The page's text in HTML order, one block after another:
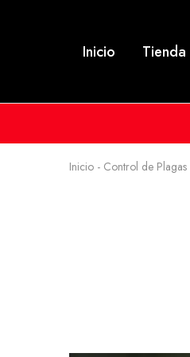
Inicio Tienda
Inicio - Control de Plagas